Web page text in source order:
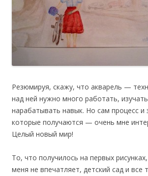
Резюмируя, скажу, что акварель —
над ней нужно много работать,
нарабатывать навык. Но сам процесс
которые получаются — очень мне
Целый новый мир!
То, что получилось на первых
меня не впечатляет, детский сад и все